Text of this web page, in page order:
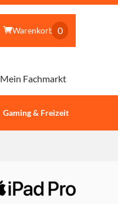
Warenkorb 0
Gaming & Freizeit
Mein Fachmarkt